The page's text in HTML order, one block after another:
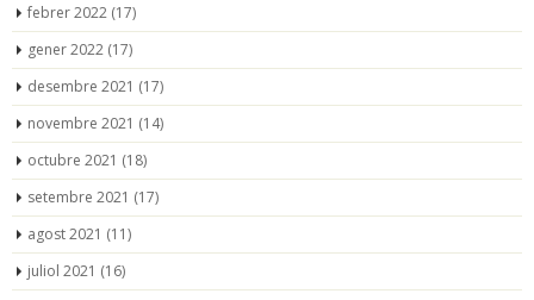
febrer 2022 (17)
gener 2022 (17)
desembre 2021 (17)
novembre 2021 (14)
octubre 2021 (18)
setembre 2021 (17)
agost 2021 (11)
juliol 2021 (16)